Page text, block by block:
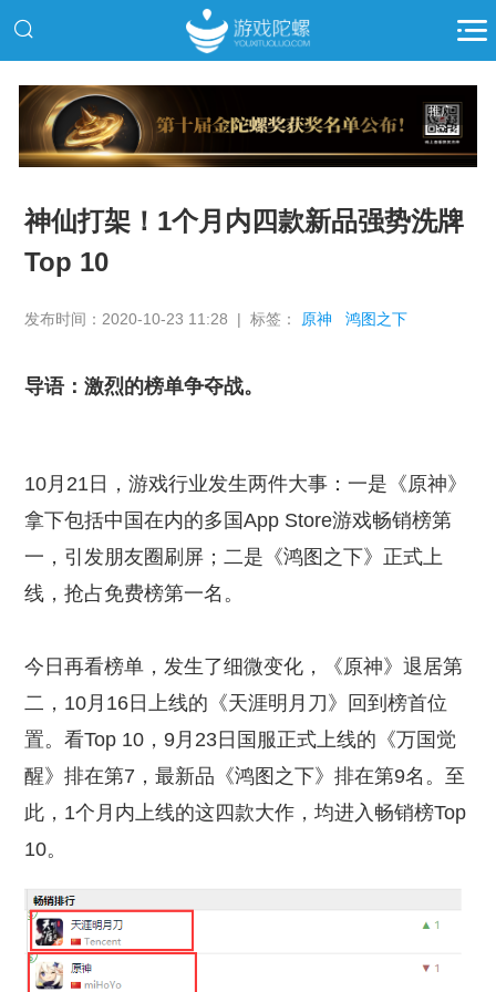
推广
神仙打架！1个月内四款新品强势洗牌
Top 10
发布时间：2020-10-23 11:28 | 标签： 原神 鸿图之下
导语：激烈的榜单争夺战。
10月21日，游戏行业发生两件大事：一是《原神》
拿下包括中国在内的多国App Store游戏畅销榜第
一，引发朋友圈刷屏；二是《鸿图之下》正式上
线，抢占免费榜第一名。
今日再看榜单，发生了细微变化，《原神》退居第
二，10月16日上线的《天涯明月刀》回到榜首位
置。看Top 10，9月23日国服正式上线的《万国觉
醒》排在第7，最新品《鸿图之下》排在第9名。至
此，1个月内上线的这四款大作，均进入畅销榜Top
10。